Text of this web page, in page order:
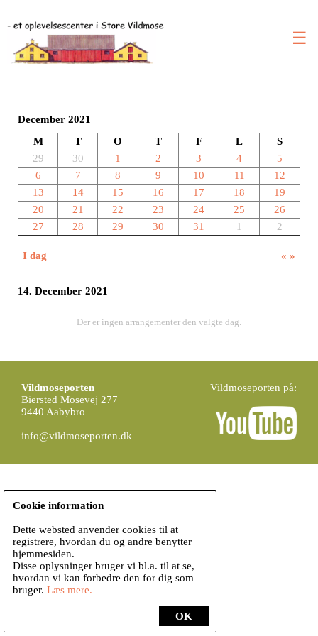
☰
December 2021
M
T O T F L
S
29
30 1 2 3 4
5
6
7 8 9 10 11
12
13
14 15 16 17 18
19
20
21 22 23 24 25
26
27
28 29 30 31 1 2
I dag « »
14. December 2021
Der er ingen arrangementer den valgte dag.
Vildmoseporten
Biersted Mosevej 277
9440 Aabybro
info@vildmoseporten.dk
Vildmoseporten på:
OK
Cookie information
Dette websted anvender cookies til at
registrere, hvordan du og andre benytter
hjemmesiden.
Disse oplysninger bruger vi bl.a. til at se,
hvordan vi kan forbedre den for dig som
bruger. Læs mere.